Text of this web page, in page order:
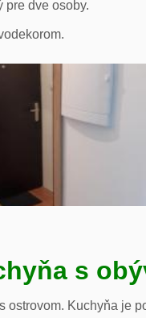
pre dve osoby.
s
ostrovom. Kuchyňa je